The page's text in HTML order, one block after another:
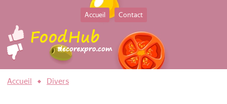
Accueil Contact
Accueil Divers